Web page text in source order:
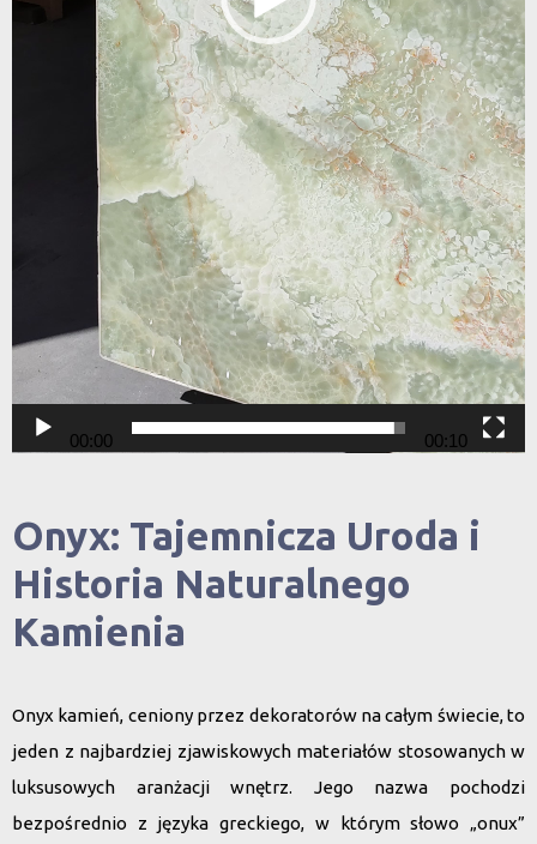
00:00 00:10
Onyx: Tajemnicza Uroda i
Historia Naturalnego
Kamienia
Onyx kamień, ceniony przez dekoratorów nacałym świecie, to
jeden z najbardziej zjawiskowych materiałów stosowanych w
luksusowych aranżacji wnętrz. Jego nazwa pochodzi
bezpośrednio z języka greckiego, w którym słowo „onux”